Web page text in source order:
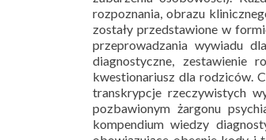
rozpoznania, obrazu
zostały przedstawione w
przeprowadzania wywiadu
diagnostyczne, zestawienie
kwestionariusz dla rodziców.
transkrypcje rzeczywistych
pozbawionym żargonu
kompendium wiedzy